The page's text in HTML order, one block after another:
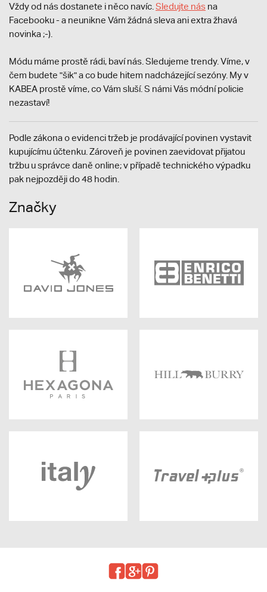
Vždy od nás dostanete i něco navíc. Sledujte nás na
Facebooku - a neunikne Vám žádná sleva ani extra žhavá
novinka ;-).
Módu máme prostě rádi, baví nás. Sledujeme trendy. Víme, v
čem budete "šik" a co bude hitem nadcházející sezóny. My v
KABEA prostě víme, co Vám sluší. S námi Vás módní policie
nezastaví!
Podle zákona o evidenci tržeb je prodávající povinen vystavit
kupujícímu účtenku. Zároveň je povinen zaevidovat přijatou
tržbu u správce daně online; v případě technického výpadku
pak nejpozději do 48 hodin.
Značky